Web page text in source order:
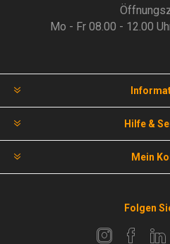
Mo - Fr 08.00 - 12.00
Hilfe &
Mein
Folgen